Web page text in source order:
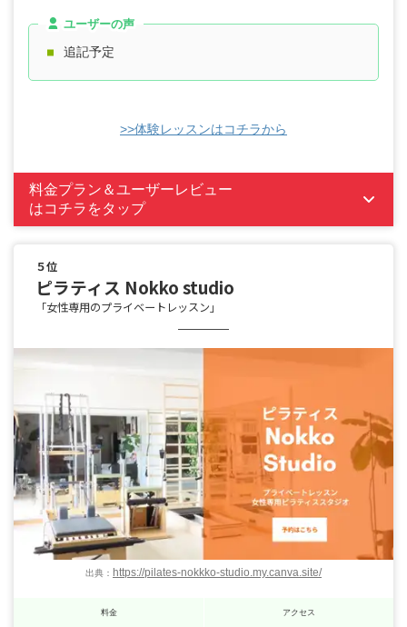
ユーザーの声
追記予定
>>体験レッスンはコチラから
料金プラン＆ユーザーレビュー
はコチラをタップ
５位
ピラティス Nokko studio
「女性専用のプライベートレッスン」
出典： https://pilates-nokkko-studio.my.canva.site/
料金 アクセス